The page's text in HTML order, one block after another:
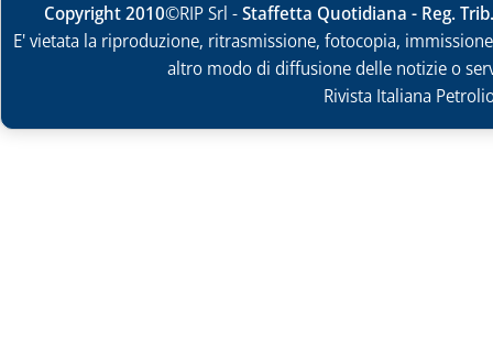
Copyright 2010©RIP Srl -Staffetta Quotidiana - Reg.
E' vietata la riproduzione, ritrasmissione, fotocopia,
altro modo di diffusione delle notizie o
Rivista Italiana